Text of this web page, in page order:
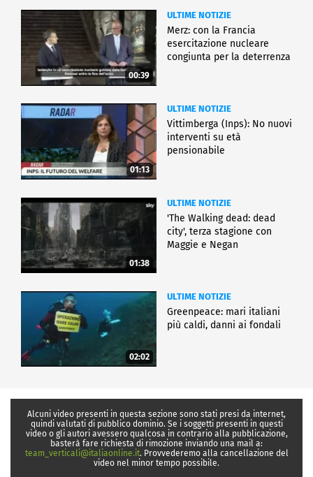
00:39
ULTIME NOTIZIE
Merz: con la Francia
esercitazione nucleare
congiunta per la deterrenza
01:13
ULTIME NOTIZIE
Vittimberga (Inps): No nuovi
interventi su età
pensionabile
01:38
ULTIME NOTIZIE
'The Walking dead: dead
city', terza stagione con
Maggie e Negan
02:02
ULTIME NOTIZIE
Greenpeace: mari italiani
più caldi, danni ai fondali
Alcuni video presenti in questa sezione sono stati presi da internet,
quindi valutati di pubblico dominio. Se i soggetti presenti in questi
video o gli autori avessero qualcosa in contrario alla pubblicazione,
basterà fare richiesta di rimozione inviando una mail a:
team_verticali@italiaonline.it. Provvederemo alla cancellazione del
video nel minor tempo possibile.